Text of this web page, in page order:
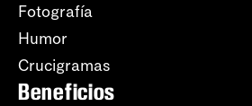
Fotografía
Humor
Crucigramas
Beneficios